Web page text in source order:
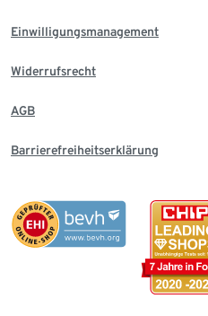
Einwilligungsmanagement
Widerrufsrecht
AGB
Barrierefreiheitserklärung